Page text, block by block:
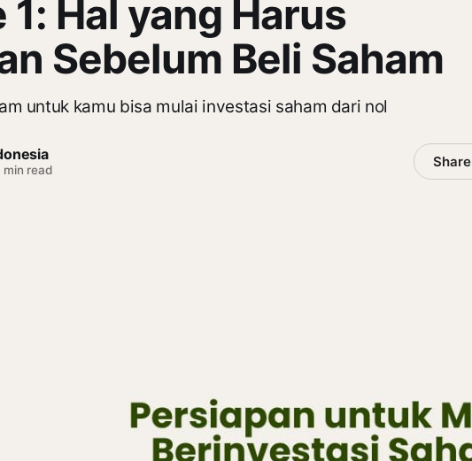
1: Hal yang Harus
Sebelum Beli Saham
untuk kamu bisa mulai investasi saham dari nol
read Share